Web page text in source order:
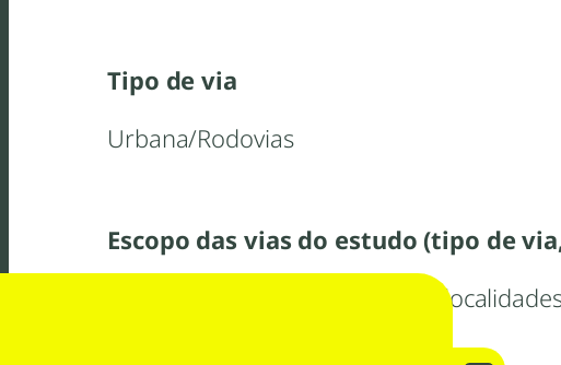
Tipo de via
Urbana/Rodovias
Escopo das vias do estudo (tipo de
Brasil / Baseado em diferentes